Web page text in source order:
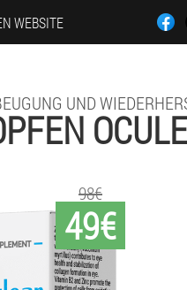
WEBSITE
UND
49€
98€